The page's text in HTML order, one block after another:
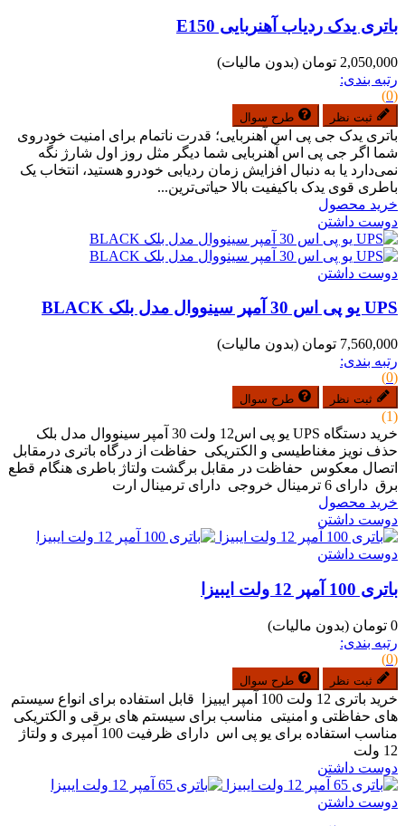
باتری یدک ردیاب آهنربایی E150
2,050,000 تومان
(بدون مالیات)
رتبه بندی:
(0)
ثبت نظر طرح سوال
باتری یدک جی پی اس آهنربایی؛ قدرت ناتمام برای امنیت خودروی
شما اگر جی پی اس آهنربایی شما دیگر مثل روز اول شارژ نگه
نمی‌دارد یا به دنبال افزایش زمان ردیابی خودرو هستید، انتخاب یک
باطری قوی یدک باکیفیت بالا حیاتی‌ترین...
خرید محصول
دوست داشتن
دوست داشتن
UPS یو پی اس 30 آمپر سینووال مدل بلک BLACK
7,560,000 تومان
(بدون مالیات)
رتبه بندی:
(0)
ثبت نظر طرح سوال
(1)
خرید دستگاه UPS یو پی اس12 ولت 30 آمپر سینووال مدل بلک
حذف نویز مغناطیسی و الکتریکی حفاظت از درگاه باتری درمقابل
اتصال معکوس حفاظت در مقابل برگشت ولتاژ باطری هنگام قطع
برق دارای 6 ترمینال خروجی دارای ترمینال ارت
خرید محصول
دوست داشتن
دوست داشتن
باتری 100 آمپر 12 ولت ایبیزا
0 تومان
(بدون مالیات)
رتبه بندی:
(0)
ثبت نظر طرح سوال
خرید باتری 12 ولت 100 آمپر ایبیزا قابل استفاده برای انواع سیستم
های حفاظتی و امنیتی مناسب برای سیستم های برقی و الکتریکی
مناسب استفاده برای یو پی اس دارای ظرفیت 100 آمپری و ولتاژ
12 ولت
دوست داشتن
دوست داشتن